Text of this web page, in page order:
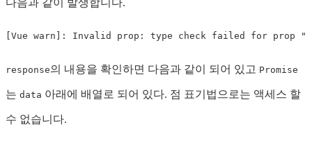
response의 내용을 확인하면 다음과 같이 되어 있고 Promise
는 data 아래에 배열로 되어 있다. 점 표기법으로는 액세스 할
수 없습니다.